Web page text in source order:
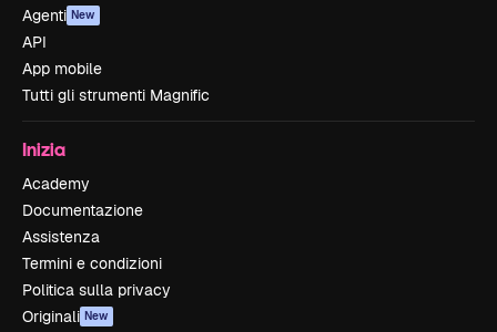
Agenti New
API
App mobile
Tutti gli strumenti Magnific
Inizia
Academy
Documentazione
Assistenza
Termini e condizioni
Politica sulla privacy
Originali New